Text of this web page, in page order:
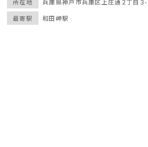
最寄駅 和田岬駅
所在地 兵庫県神戸市兵庫区 上庄通２丁目